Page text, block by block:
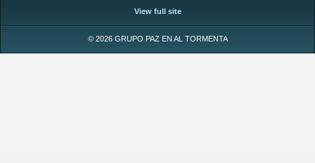
View full site
© 2026 GRUPO PAZ EN AL TORMENTA